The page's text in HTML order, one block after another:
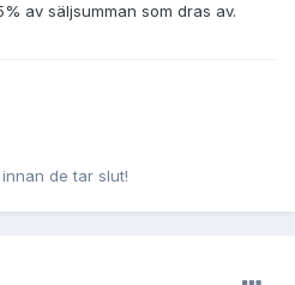
av säljsumman som dras av.
de tar slut!